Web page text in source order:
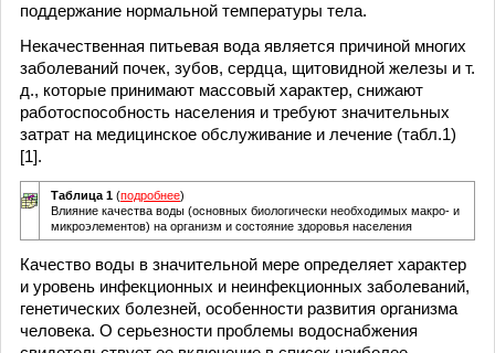
поддержание нормальной температуры тела.
Некачественная питьевая вода является причиной многих
заболеваний почек, зубов, сердца, щитовидной железы и т.
д., которые принимают массовый характер, снижают
работоспособность населения и требуют значительных
затрат на медицинское обслуживание и лечение (табл.1)
[1].
Таблица 1 (подробнее)
Влияние качества воды (основных биологически необходимых макро- и
микроэлементов) на организм и состояние здоровья населения
Качество воды в значительной мере определяет характер
и уровень инфекционных и неинфекционных заболеваний,
генетических болезней, особенности развития организма
человека. О серьезности проблемы водоснабжения